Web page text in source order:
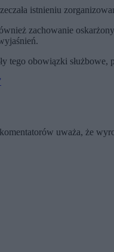
istnieniu
zachowanie
tego obowiązki służbowe,
uważa, że